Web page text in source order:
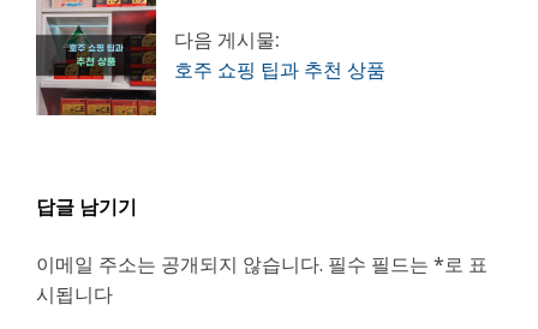
다음 게시물:
호주 쇼핑 팁과 추천 상품
답글 남기기
이메일 주소는 공개되지 않습니다. 필수 필드는 *로 표
시됩니다